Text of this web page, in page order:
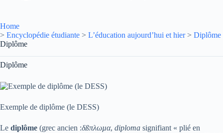
Home
> Encyclopédie étudiante > L’éducation aujourd’hui et hier> Diplôme
Diplôme
Diplôme
Exemple de diplôme (le DESS)
Le diplôme (grec ancien :δßπλωµα, diploma signifiant « plié en